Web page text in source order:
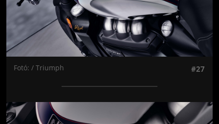
Fotó: / Triumph #27
Jön még kép!